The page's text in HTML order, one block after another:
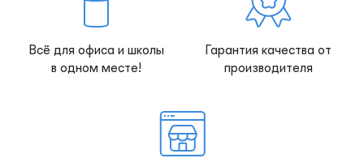
Всё для офиса и школы
в одном месте!
Гарантия качества от
производителя